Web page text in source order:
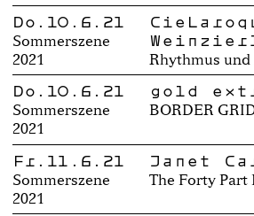
Do.10.6.21
Sommerszene
2021
Rhythmus und
Do.10.6.21
Sommerszene
2021
gold
BORDER
Fr.11.6.21
Sommerszene
2021
Janet
The Forty Part